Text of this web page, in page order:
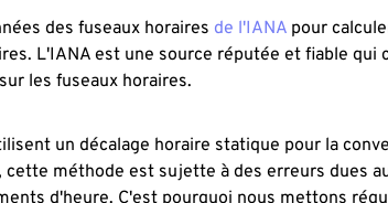
des fuseaux horaires de l'IANA pour
L'IANA est une source réputée et fiable qui
les fuseaux horaires.
un décalage horaire statique pour la
cette méthode est sujette à des erreurs dues
d'heure. C'est pourquoi nous mettons